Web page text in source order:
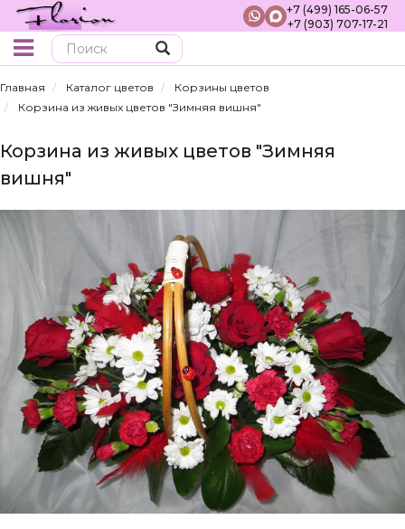
+7 (499) 165-06-57
+7 (903) 707-17-21
Главная Каталог цветов
Корзины цветов
Корзина из живых цветов "Зимняя вишня"
Корзина из живых цветов "Зимняя
вишня"